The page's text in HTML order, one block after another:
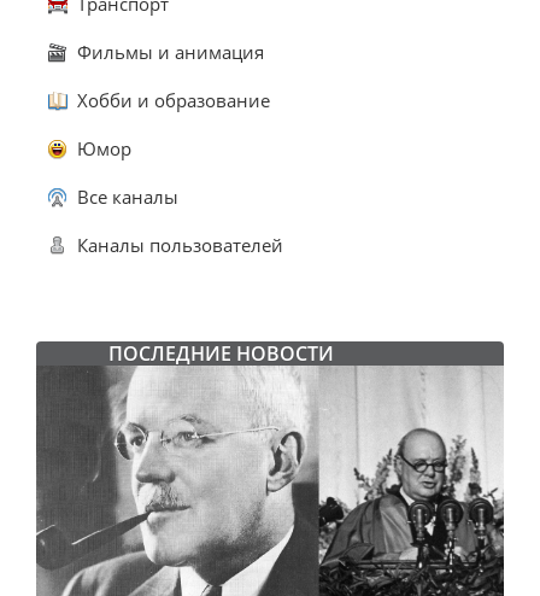
Фильмы и анимация
Хобби и образование
Юмор
Все каналы
Каналы пользователей
ПОСЛЕДНИЕ НОВОСТИ